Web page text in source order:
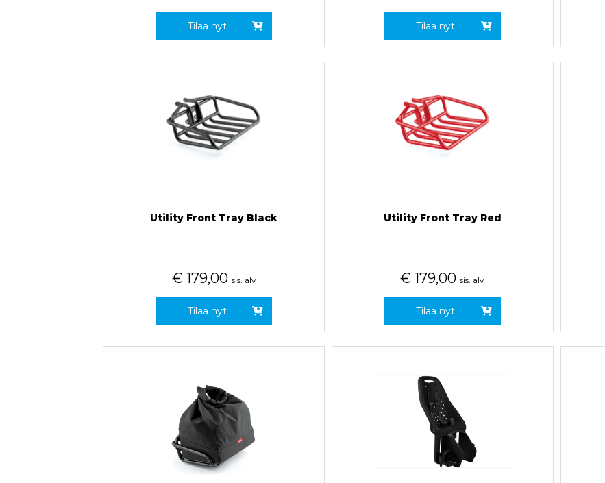
Tilaa nyt Tilaa nyt
Utility Front Tray Black
€ 179,00 sis. alv
Tilaa nyt
Utility Front Tray Red
€ 179,00 sis. alv
Tilaa nyt